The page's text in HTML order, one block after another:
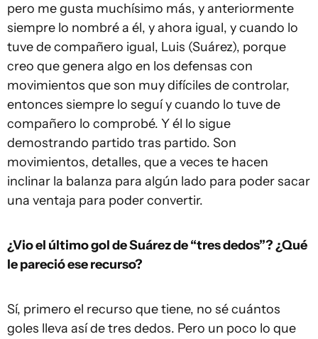
pero me gusta muchísimo más, y anteriormente
siempre lo nombré a él, y ahora igual, y cuando lo
tuve de compañero igual, Luis (Suárez), porque
creo que genera algo en los defensas con
movimientos que son muy difíciles de controlar,
entonces siempre lo seguí y cuando lo tuve de
compañero lo comprobé. Y él lo sigue
demostrando partido tras partido. Son
movimientos, detalles, que a veces te hacen
inclinar la balanza para algún lado para poder sacar
una ventaja para poder convertir.
¿Vio el último gol de Suárez de “tres dedos”? ¿Qué
le pareció ese recurso?
Sí, primero el recurso que tiene, no sé cuántos
goles lleva así de tres dedos. Pero un poco lo que